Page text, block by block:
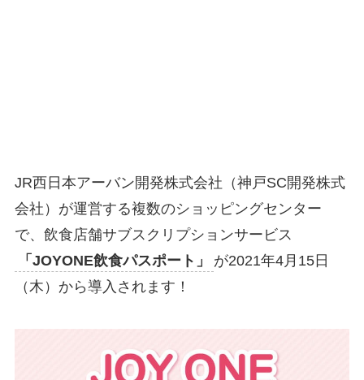
JR西日本アーバン開発株式会社（神戸SC開発株式
会社）が運営する複数のショッピングセンター
で、飲食店舗サブスクリプションサービス
「JOYONE飲食パスポート」
が2021年4月15日
（木）から導入されます！